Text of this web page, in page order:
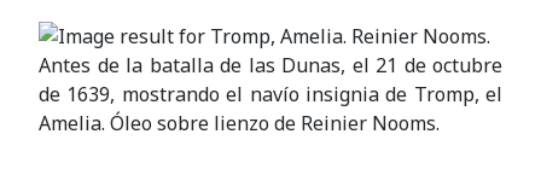
Antes de la batalla de las Dunas, el 21 de octubre
de 1639, mostrando el navío insignia de Tromp, el
Amelia. Óleo sobre lienzo de Reinier Nooms.